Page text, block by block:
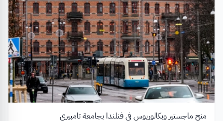
منح ماجستير وبكالوريوس في فنلندا بجامعة تامبيري